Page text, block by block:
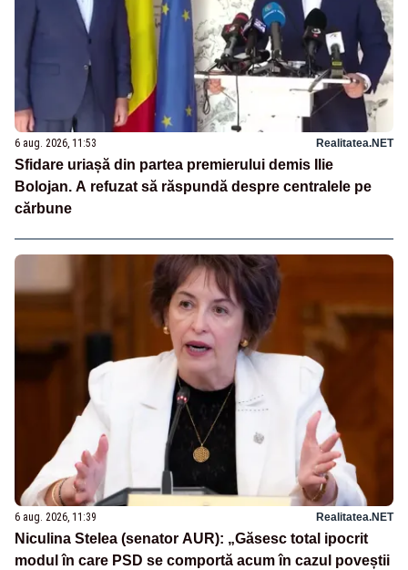
6 aug. 2026, 11:53 Realitatea.NET
Sfidare uriașă din partea premierului demis Ilie
Bolojan. A refuzat să răspundă despre centralele pe
cărbune
6 aug. 2026, 11:39 Realitatea.NET
Niculina Stelea (senator AUR): „Găsesc total ipocrit
modul în care PSD se comportă acum în cazul poveștii